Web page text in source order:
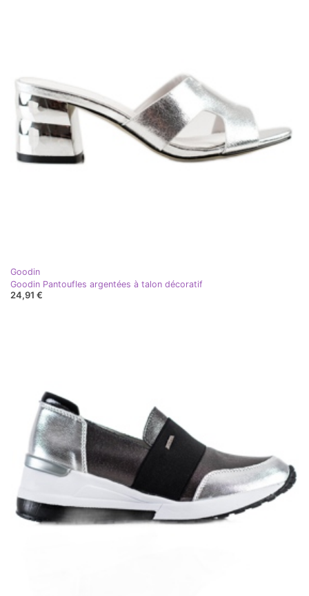
Goodin
Goodin Pantoufles argentées à talon décoratif
24,91 €